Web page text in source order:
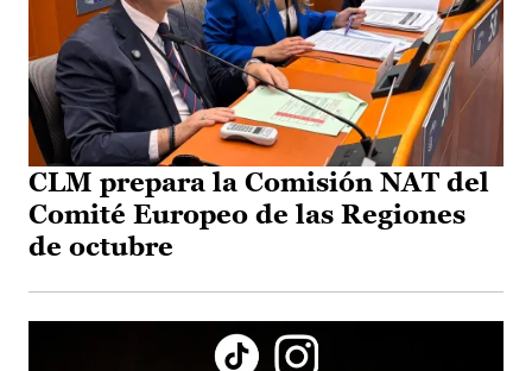
CLM prepara la Comisión NAT del
Comité Europeo de las Regiones
de octubre